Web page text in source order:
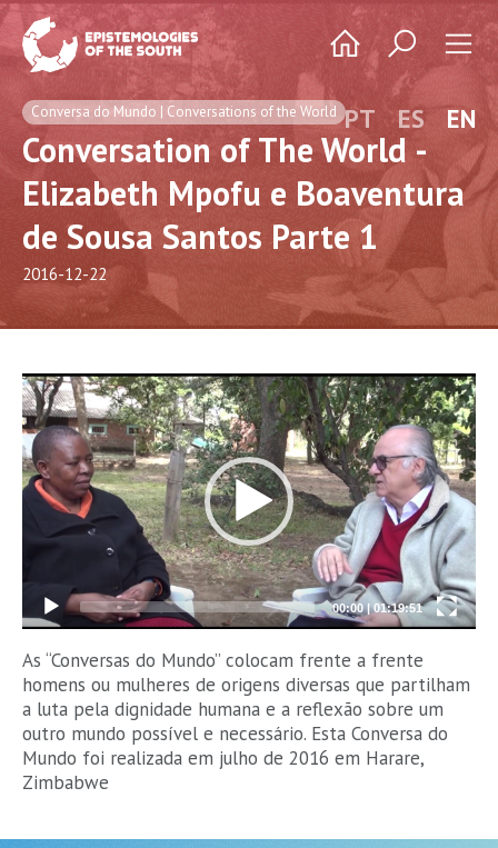
PT ES EN
Conversa do Mundo | Conversations of the World
Conversation of The World -
Elizabeth Mpofu e Boaventura
de Sousa Santos Parte 1
2016-12-22
Video
Player
00:00|01:19:51
As “Conversas do Mundo” colocam frente a frente
homens ou mulheres de origens diversas que partilham
a luta pela dignidade humana e a reflexão sobre um
outro mundo possível e necessário. Esta Conversa do
Mundo foi realizada em julho de 2016 em Harare,
Zimbabwe